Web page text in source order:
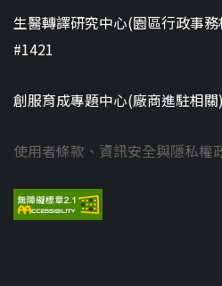
生醫轉譯研究中心(園區行政事
#1421
創服育成專題中心(廠商進駐相
使用者條款、資訊安全與隱私權